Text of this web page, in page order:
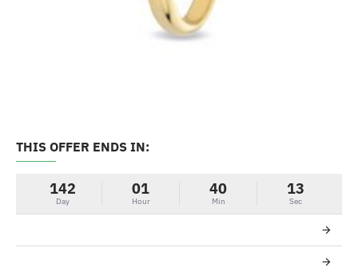
THIS OFFER ENDS IN:
142
Day
01
Hour
40
Min
13
Sec